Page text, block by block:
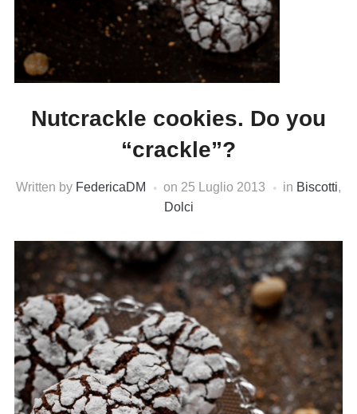
Nutcrackle cookies. Do you
“crackle”?
Written by FedericaDM on 25 Luglio 2013 in Biscotti,
Dolci